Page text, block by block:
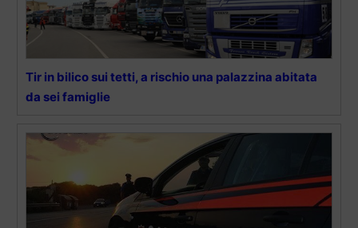
Tir in bilico sui tetti, a rischio una palazzina abitata
da sei famiglie